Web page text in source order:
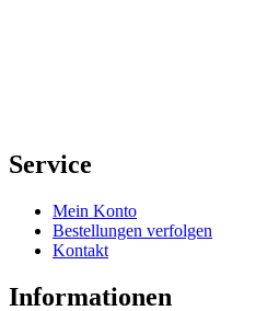
Service
Mein Konto
Bestellungen verfolgen
Kontakt
Informationen